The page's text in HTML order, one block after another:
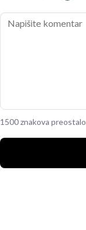
1500 znakova preostalo